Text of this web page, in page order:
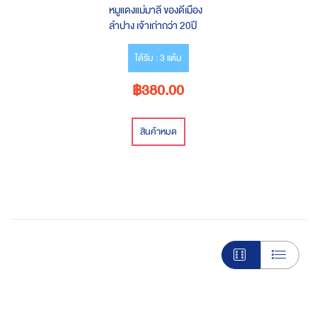
หมูแดงแม่มาลี ของดีเมือง
ลำปาง เจ้าเก่ากว่า 20ปี
การซีนแบบสูญญากาศ
ได้รับ : 3 แต้ม
฿380.00
สินค้าหมด